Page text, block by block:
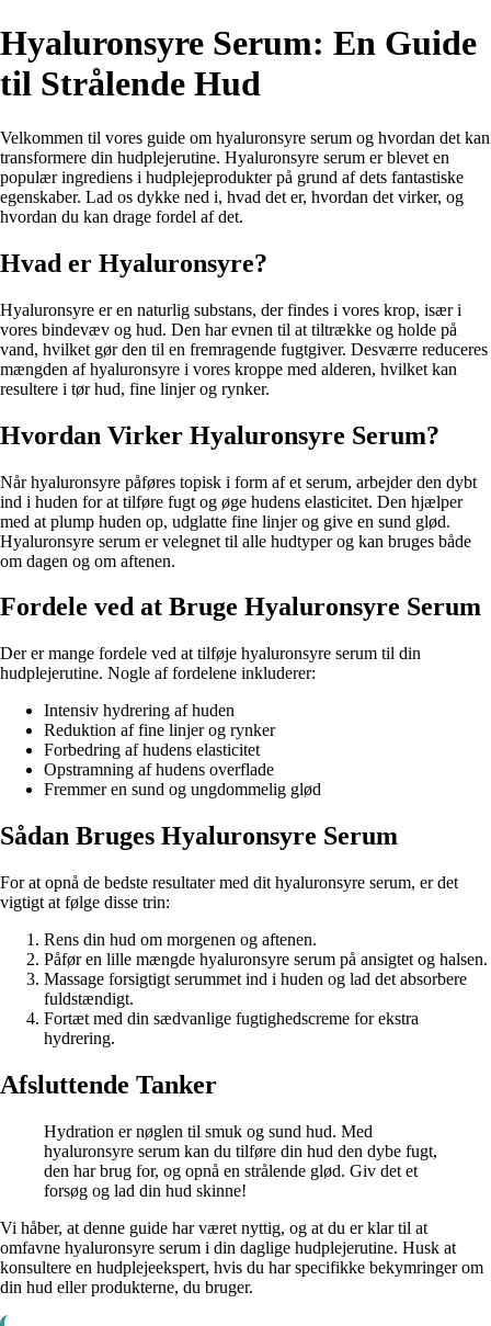
Hyaluronsyre Serum: En Guide
til Strålende Hud
Velkommen til vores guide om hyaluronsyre serum og hvordan det kan
transformere din hudplejerutine. Hyaluronsyre serum er blevet en
populær ingrediens i hudplejeprodukter på grund af dets fantastiske
egenskaber. Lad os dykke ned i, hvad det er, hvordan det virker, og
hvordan du kan drage fordel af det.
Hvad er Hyaluronsyre?
Hyaluronsyre er en naturlig substans, der findes i vores krop, især i
vores bindevæv og hud. Den har evnen til at tiltrække og holde på
vand, hvilket gør den til en fremragende fugtgiver. Desværre reduceres
mængden af hyaluronsyre i vores kroppe med alderen, hvilket kan
resultere i tør hud, fine linjer og rynker.
Hvordan Virker Hyaluronsyre Serum?
Når hyaluronsyre påføres topisk i form af et serum, arbejder den dybt
ind i huden for at tilføre fugt og øge hudens elasticitet. Den hjælper
med at plump huden op, udglatte fine linjer og give en sund glød.
Hyaluronsyre serum er velegnet til alle hudtyper og kan bruges både
om dagen og om aftenen.
Fordele ved at Bruge Hyaluronsyre Serum
Der er mange fordele ved at tilføje hyaluronsyre serum til din
hudplejerutine. Nogle af fordelene inkluderer:
Intensiv hydrering af huden
Reduktion af fine linjer og rynker
Forbedring af hudens elasticitet
Opstramning af hudens overflade
Fremmer en sund og ungdommelig glød
Sådan Bruges Hyaluronsyre Serum
For at opnå de bedste resultater med dit hyaluronsyre serum, er det
vigtigt at følge disse trin:
Rens din hud om morgenen og aftenen.
Påfør en lille mængde hyaluronsyre serum på ansigtet og halsen.
Massage forsigtigt serummet ind i huden og lad det absorbere
fuldstændigt.
Fortæt med din sædvanlige fugtighedscreme for ekstra
hydrering.
Afsluttende Tanker
Hydration er nøglen til smuk og sund hud. Med
hyaluronsyre serum kan du tilføre din hud den dybe fugt,
den har brug for, og opnå en strålende glød. Giv det et
forsøg og lad din hud skinne!
Vi håber, at denne guide har været nyttig, og at du er klar til at
omfavne hyaluronsyre serum i din daglige hudplejerutine. Husk at
konsultere en hudplejeekspert, hvis du har specifikke bekymringer om
din hud eller produkterne, du bruger.